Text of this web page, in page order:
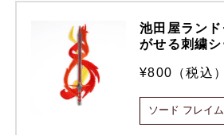
池田屋ラン
がせる刺繍
¥800（税込）